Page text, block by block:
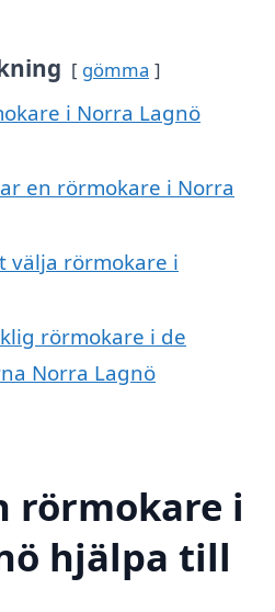
gömma
i Norra Lagnö
en rörmokare i Norra
välja rörmokare i
rörmokare i de
Norra Lagnö
rörmokare i
hjälpa till